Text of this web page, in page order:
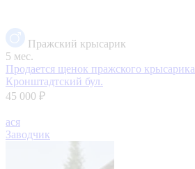
Пражский крысарик
5 мес.
Продается щенок пражского крысарика
Кронштадтский бул.
45 000 ₽
ася
Заводчик